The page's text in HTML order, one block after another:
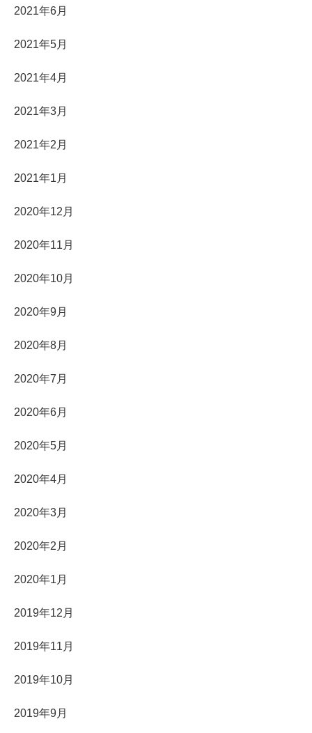
2021年6月
2021年5月
2021年4月
2021年3月
2021年2月
2021年1月
2020年12月
2020年11月
2020年10月
2020年9月
2020年8月
2020年7月
2020年6月
2020年5月
2020年4月
2020年3月
2020年2月
2020年1月
2019年12月
2019年11月
2019年10月
2019年9月